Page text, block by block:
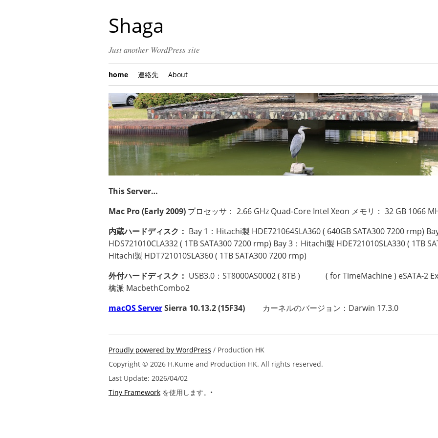
Shaga
Just another WordPress site
home 連絡先 About
This Server…
Mac Pro (Early 2009) プロセッサ： 2.66 GHz Quad-Core Intel Xeon メモリ： 32 GB 1066
内蔵ハードディスク： Bay 1：Hitachi製 HDE721064SLA360 ( 640GB SATA300 7200 rmp)
HDS721010CLA332 ( 1TB SATA300 7200 rmp) Bay 3：Hitachi製 HDE721010SLA330 ( 1TB
Hitachi製 HDT721010SLA360 ( 1TB SATA300 7200 rmp)
外付ハードディスク： USB3.0：ST8000AS0002 ( 8TB )
( for TimeMachine ) eSATA-2
檎派 MacbethCombo2
macOS ServerSierra 10.13.2 (15F34) カーネルのバージョン：Darwin 17.3.0
Proudly powered by WordPress / Production HK
Copyright © 2026 H.Kume and Production HK. All rights reserved.
Last Update: 2026/04/02
Tiny Framework を使用します。•